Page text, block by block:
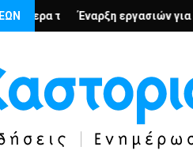
Άρμιν Βέγκνερ απέναντι στη
για το Κέντρο Ημέρας Ολικής
Από τον Εμφύλιο